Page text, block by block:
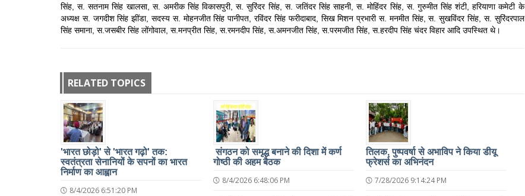
सिंह, स. सतनाम सिंह खालसा, स. अमरीक सिंह विकासपुरी, स. सुरिंदर सिंह, स. जतिंदर सिंह साहनी, स. मोहिंदर सिंह, स. गुरुमीत सिंह शंटी, हरियाणा कमेटी के
अध्यक्ष स. जगदीश सिंह झींडा, सदस्य स. मोहनजीत सिंह पानीपत, रविंदर सिंह फरीदाबाद, सिख मिशन प्रभारी स. मनमीत सिंह, स. सुखविंदर सिंह, स. सुरिंदरपाल
सिंह समाना, स.जसबीर सिंह लोंगोवाल, स.मनप्रीत सिंह, स.रमनदीप सिंह, स.अमनजीत सिंह, स.परमजीत सिंह, स.हरदीप सिंह चंदर विहार आदि उपस्थित थे।
RELATED TOPICS
'भारत छोड़ो' से 'भारत गढ़ो' तक:
स्वतंत्रता सेनानियों के सपनों का भारत
निर्माण का आह्वान
8/4/2026 6:51:20 PM
संगठन को समृद्ध बनाने की दिशा में कर्ण
गोष्ठी की अहम बैठक
8/4/2026 6:48:06 PM
तिलक, पुष्पवर्षा से अभाविप ने किया डीयू
फ्रेशर्स का अभिनंदन
7/28/2026 9:14:24 PM